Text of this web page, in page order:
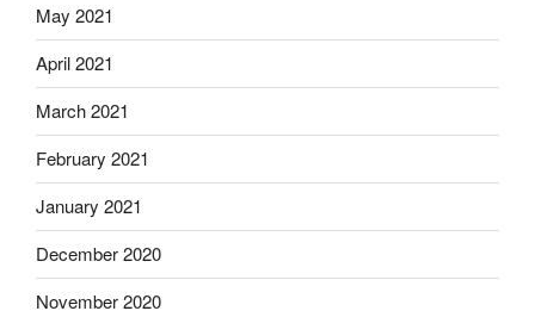
May 2021
April 2021
March 2021
February 2021
January 2021
December 2020
November 2020